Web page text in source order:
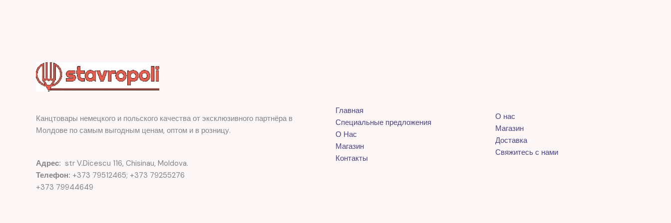
Канцтовары немецкого и польского качества от эксклюзивного партнёра в
Молдове по самым выгодным ценам, оптом и в розницу.
Адрес: str V.Dicescu 116, Chisinau, Moldova.
Телефон: +373 79512465; +373 79255276
+373 79944649
Главная
Специальные предложения
О Нас
Магазин
Контакты
О нас
Магазин
Доставка
Свяжитесь с нами